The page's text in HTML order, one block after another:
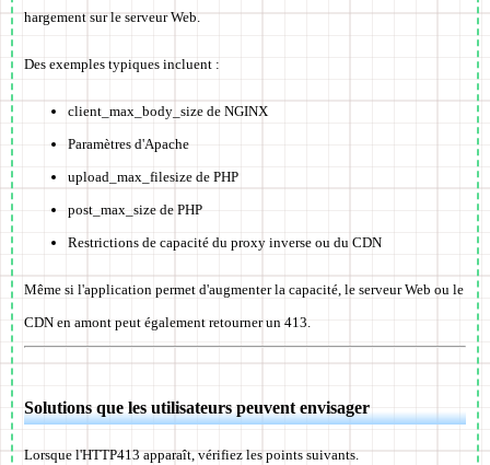
hargement sur le serveur Web.
Des exemples typiques incluent :
client_max_body_size de NGINX
Paramètres d'Apache
upload_max_filesize de PHP
post_max_size de PHP
Restrictions de capacité du proxy inverse ou du CDN
Même si l'application permet d'augmenter la capacité, le serveur Web ou le
CDN en amont peut également retourner un 413.
Solutions que les utilisateurs peuvent envisager
Lorsque l'HTTP413 apparaît, vérifiez les points suivants.